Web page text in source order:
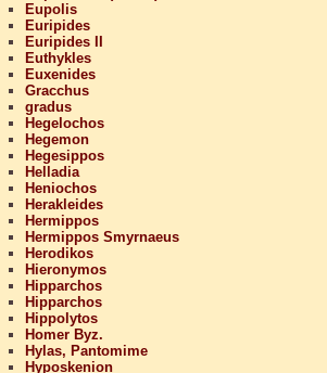
Eupolis
Euripides
Euripides II
Euthykles
Euxenides
Gracchus
gradus
Hegelochos
Hegemon
Hegesippos
Helladia
Heniochos
Herakleides
Hermippos
Hermippos Smyrnaeus
Herodikos
Hieronymos
Hipparchos
Hipparchos
Hippolytos
Homer Byz.
Hylas, Pantomime
Hyposkenion